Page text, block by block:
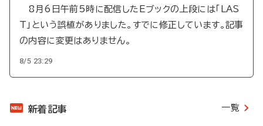
8月6日午前5時に配信したEブックの上段には「LAS
T」という誤植がありました。すでに修正しています。記事
の内容に変更はありません。
8/5 23:29
新着記事 一覧